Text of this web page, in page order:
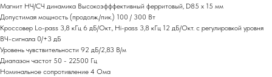
Магнит НЧ/СЧ динамика Высокоэфффективный ферритовый, D85 x 15 мм
Допустимая мощность (продолж./пик.) 100 / 300 Вт
Кроссовер Lo-pass 3,8 кГц 6 дБ/Окт., Hi-pass 3,8 кГц 12 дБ/Окт. с регулировкой уровня
ВЧ-сигнала 0/+3 дБ
Уровень чувствительности 92 дБ/2,83 В/м
Диапазон частот 50 - 22500 Гц
Номинальное сопротивление 4 Ома